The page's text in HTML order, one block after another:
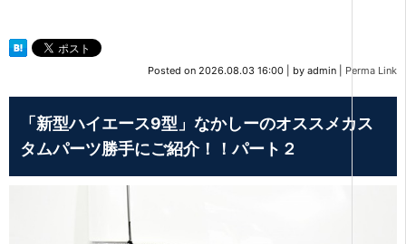
Posted on 2026.08.03 16:00 by admin Perma Link
「新型ハイエース9型」なかしーのオススメカス
タムパーツ勝手にご紹介！！パート２